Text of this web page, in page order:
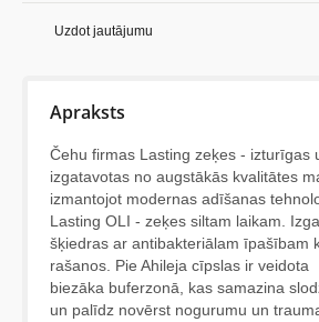
Uzdot jautājumu
Apraksts
Čehu firmas Lasting zeķes - izturīgas
izgatavotas no augstākās kvalitātes
izmantojot modernas adīšanas
Lasting OLI - zeķes siltam laikam.
šķiedras ar antibakteriālam īpašībam
rašanos. Pie Ahileja cīpslas ir veidota
biezāka buferzonā, kas samazina
un palīdz novērst nogurumu un